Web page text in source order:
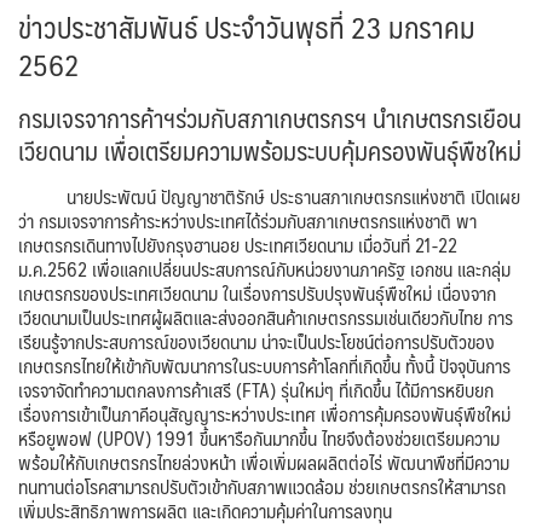
ข่าวประชาสัมพันธ์ ประจำวันพุธที่ 23 มกราคม
2562
กรมเจรจาการค้าฯร่วมกับสภาเกษตรกรฯ นำเกษตรกรเยือน
เวียดนาม เพื่อเตรียมความพร้อมระบบคุ้มครองพันธุ์พืชใหม่
นายประพัฒน์ ปัญญาชาติรักษ์ ประธานสภาเกษตรกรแห่งชาติ เปิดเผย
ว่า กรมเจรจาการค้าระหว่างประเทศได้ร่วมกับสภาเกษตรกรแห่งชาติ พา
เกษตรกรเดินทางไปยังกรุงฮานอย ประเทศเวียดนาม เมื่อวันที่ 21-22
ม.ค.2562 เพื่อแลกเปลี่ยนประสบการณ์กับหน่วยงานภาครัฐ เอกชน และกลุ่ม
เกษตรกรของประเทศเวียดนาม ในเรื่องการปรับปรุงพันธุ์พืชใหม่ เนื่องจาก
เวียดนามเป็นประเทศผู้ผลิตและส่งออกสินค้าเกษตรกรรมเช่นเดียวกับไทย การ
เรียนรู้จากประสบการณ์ของเวียดนาม น่าจะเป็นประโยชน์ต่อการปรับตัวของ
เกษตรกรไทยให้เข้ากับพัฒนาการในระบบการค้าโลกที่เกิดขึ้น ทั้งนี้ ปัจจุบันการ
เจรจาจัดทำความตกลงการค้าเสรี (FTA) รุ่นใหม่ๆ ที่เกิดขึ้น ได้มีการหยิบยก
เรื่องการเข้าเป็นภาคีอนุสัญญาระหว่างประเทศ เพื่อการคุ้มครองพันธุ์พืชใหม่
หรือยูพอฟ (UPOV) 1991 ขึ้นหารือกันมากขึ้น ไทยจึงต้องช่วยเตรียมความ
พร้อมให้กับเกษตรกรไทยล่วงหน้า เพื่อเพิ่มผลผลิตต่อไร่ พัฒนาพืชที่มีความ
ทนทานต่อโรคสามารถปรับตัวเข้ากับสภาพแวดล้อม ช่วยเกษตรกรให้สามารถ
เพิ่มประสิทธิภาพการผลิต และเกิดความคุ้มค่าในการลงทุน